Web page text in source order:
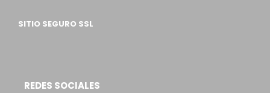
SITIO SEGURO SSL
REDES SOCIALES